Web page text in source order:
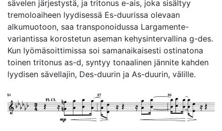
sävelen järjestystä, ja tritonus e-ais, joka sisältyy
tremoloaiheen lyydisessä Es-duurissa olevaan
alkumuotoon, saa transponoidussa Largamente-
variantissa korostetun aseman kehysintervallina g-des.
Kun lyömäsoittimissa soi samanaikaisesti ostinatona
toinen tritonus as-d, syntyy tonaalinen jännite kahden
lyydisen sävellajin, Des-duurin ja As-duurin, välille.